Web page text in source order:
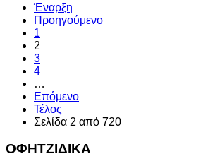
Έναρξη
Προηγούμενο
1
2
3
4
…
Επόμενο
Τέλος
Σελίδα 2 από 720
ΟΦΗΤΖΙΔΙΚΑ